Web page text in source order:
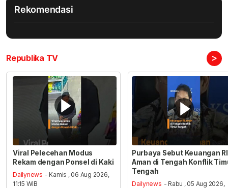
Rekomendasi
Republika TV >
Viral Pelecehan Modus
Rekam dengan Ponsel di Kaki
Dailynews - Kamis , 06 Aug 2026,
11:15 WIB
Purbaya Sebut Keuangan RI
Aman di Tengah Konflik
Tengah
Dailynews - Rabu , 05 Aug 2026,